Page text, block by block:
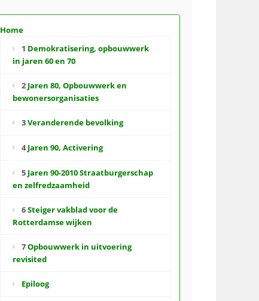
Home
1 Demokratisering, opbouwwerk
in jaren 60 en 70
2 Jaren 80, Opbouwwerk en
bewonersorganisaties
3Veranderende bevolking
4Jaren 90, Activering
5 Jaren 90-2010 Straatburgerschap
en zelfredzaamheid
6Steiger vakblad voor de
Rotterdamse wijken
7Opbouwwerk in uitvoering
revisited
Epiloog